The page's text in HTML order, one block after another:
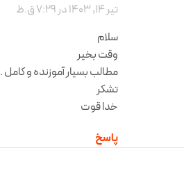
تیر 14, 1403 در 7:29 ق.ظ
سلام
وقت بخیر
مطالب بسیار آموزنده و کامل .
تشکر
خدا قوت
پاسخ